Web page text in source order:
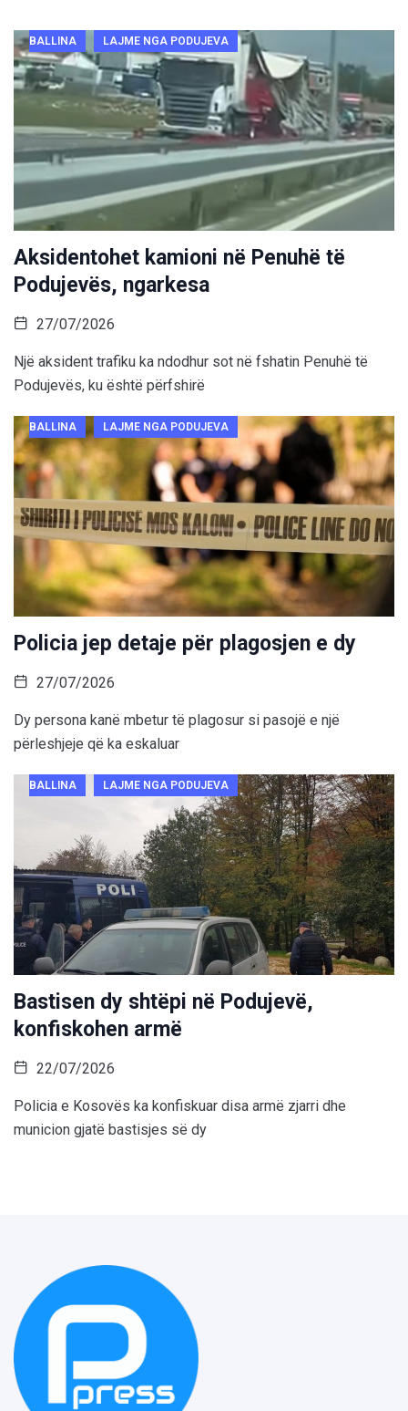
BALLINA LAJME NGA PODUJEVA
Aksidentohet kamioni në Penuhë të
Podujevës, ngarkesa
27/07/2026
Një aksident trafiku ka ndodhur sot në fshatin Penuhë të
Podujevës, ku është përfshirë
BALLINA LAJME NGA PODUJEVA
Policia jep detaje për plagosjen e dy
27/07/2026
Dy persona kanë mbetur të plagosur si pasojë e një
përleshjeje që ka eskaluar
BALLINA LAJME NGA PODUJEVA
Bastisen dy shtëpi në Podujevë,
konfiskohen armë
22/07/2026
Policia e Kosovës ka konfiskuar disa armë zjarri dhe
municion gjatë bastisjes së dy